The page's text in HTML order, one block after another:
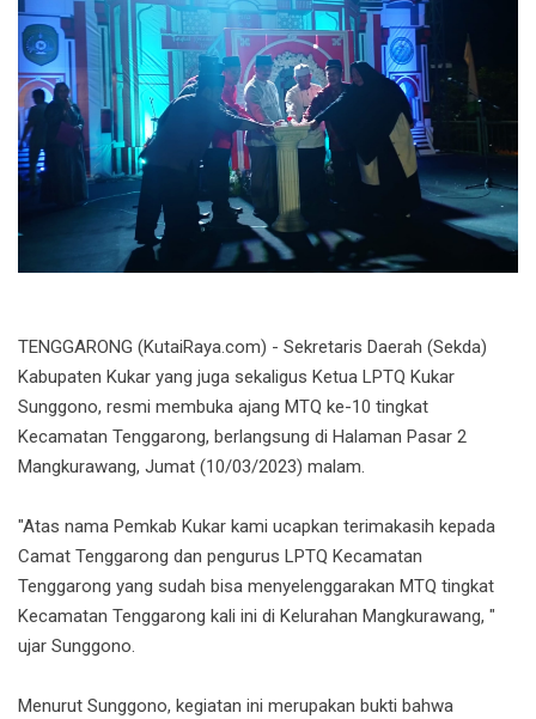
TENGGARONG (KutaiRaya.com) - Sekretaris Daerah (Sekda)
Kabupaten Kukar yang juga sekaligus Ketua LPTQ Kukar
Sunggono, resmi membuka ajang MTQ ke-10 tingkat
Kecamatan Tenggarong, berlangsung di Halaman Pasar 2
Mangkurawang, Jumat (10/03/2023) malam.
"Atas nama Pemkab Kukar kami ucapkan terimakasih kepada
Camat Tenggarong dan pengurus LPTQ Kecamatan
Tenggarong yang sudah bisa menyelenggarakan MTQ tingkat
Kecamatan Tenggarong kali ini di Kelurahan Mangkurawang, "
ujar Sunggono.
Menurut Sunggono, kegiatan ini merupakan bukti bahwa